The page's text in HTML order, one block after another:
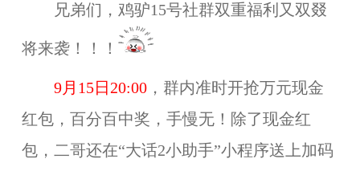
兄弟们，鸡驴15号社群双重福利又双叕
将来袭！！！
9月15日20:00，群内准时开抢万元现金
红包，百分百中奖，手慢无！除了现金红
包，二哥还在“大话2小助手”小程序送上加码